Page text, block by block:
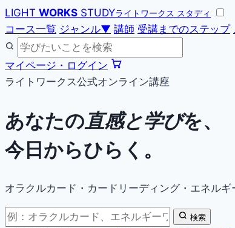
LIGHT WORKS STUDYライトワークス スタディ
コース一覧 ジャンル▼ 講師 受講までのステップ
マイページ・ログイン
ライトワークス公式オンライン講座
あなたの直感と学びを、
今日からひらく。
オラクルカード・カードリーディング・エネル
検索